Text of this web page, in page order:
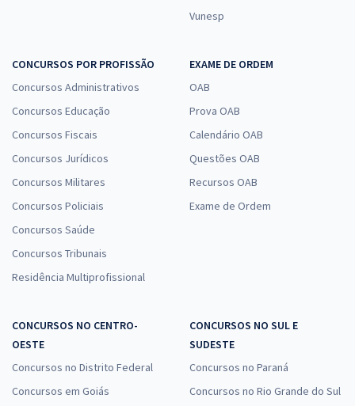
Vunesp
CONCURSOS POR PROFISSÃO
Concursos Administrativos
Concursos Educação
Concursos Fiscais
Concursos Jurídicos
Concursos Militares
Concursos Policiais
Concursos Saúde
Concursos Tribunais
Residência Multiprofissional
EXAME DE ORDEM
OAB
Prova OAB
Calendário OAB
Questões OAB
Recursos OAB
Exame de Ordem
CONCURSOS NO CENTRO-
OESTE
Concursos no Distrito Federal
Concursos em Goiás
CONCURSOS NO SUL E
SUDESTE
Concursos no Paraná
Concursos no Rio Grande do Sul